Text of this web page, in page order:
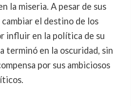
la miseria. A pesar de sus
el destino de los
influir en la política de su
terminó en la oscuridad, sin
por sus ambiciosos